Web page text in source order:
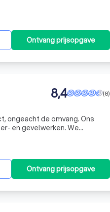
Ontvang prijsopgave
(8)
8,4
ongeacht de omvang. Ons
en gevelwerken. We
Ontvang prijsopgave